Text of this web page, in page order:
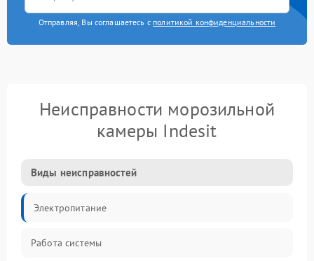
Отправляя, Вы соглашаетесь с политикой конфиденциальности
Неисправности морозильной
камеры Indesit
Виды неисправностей
Электропитание
Работа системы